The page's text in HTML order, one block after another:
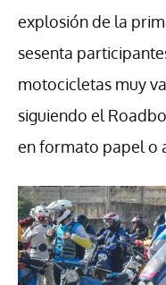
explosión de la
sesenta
motocicletas muy
siguiendo el
en formato papel o